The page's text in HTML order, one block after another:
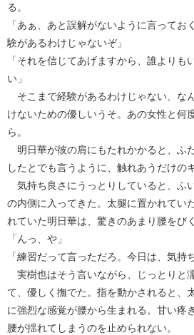
る。
「あぁ、あと誤解がないように言ってお
験があるわけじゃないぞ」
「それを信じてあげますから、誰よりも
い」
そこまで経験があるわけじゃない、な
けないための優しいうそ。あの女性と何
ら。
明日華が彼の肩にもたれかかると、ふ
したとでも言うように、触れあうだけの
気持ち良さにうっとりしていると、ふ
の内側に入ってきた。太腿に置かれてい
れていた明日華は、驚きのあまり腰をび
「んっ、や」
「練習だって言っただろ。今日は、気持
実樹也はそう言いながら、じっとりと
て、優しく撫でた。指を動かされると、
に強烈な感覚が腰から生まれる。甘い疼
腰が揺れてしまうのを止められない。